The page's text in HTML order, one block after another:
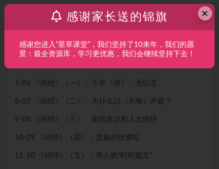
3-02 《尚书》（一）：文明起源于“大洪水”
4-03 《尚书》（二）：“王道”与“霸道”
5-04 《尚书》（三）：包容是我们的本来特质
7-06 《诗经》（一）：不学《诗》，无以言
8-07 《诗经》（二）：为什么以《关雎》开篇？
9-08 《诗经》（三）：家国意识和人文情怀
10-09 《诗经》（四）：贵族的饮酒礼
11-10 《诗经》（五）：周人的“时间观念”
×
感谢家长送的锦旗
感谢您进入“星草课堂”，我们坚持了10来年，我们的愿
景：最全资源库，学习更优惠，我们会继续坚持下去！